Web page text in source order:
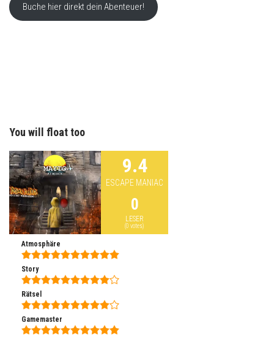
Buche hier direkt dein Abenteuer!
You will float too
9.4
ESCAPE MANIAC
0
LESER
(0 votes)
Atmosphäre
Story
Rätsel
Gamemaster